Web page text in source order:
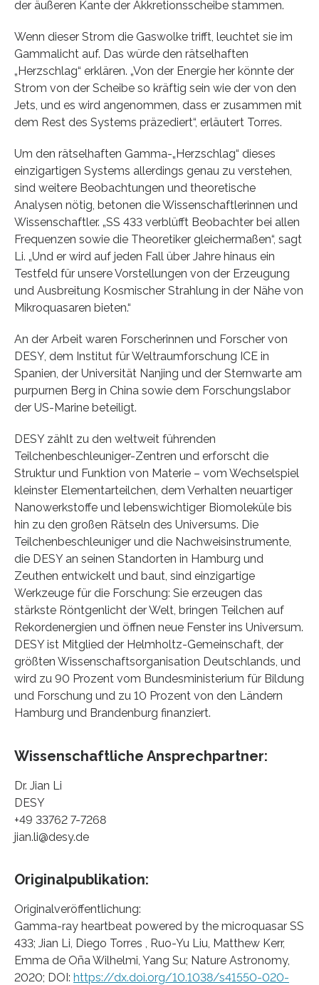
der äußeren Kante der Akkretionsscheibe stammen.
Wenn dieser Strom die Gaswolke trifft, leuchtet sie im
Gammalicht auf. Das würde den rätselhaften
„Herzschlag“ erklären. „Von der Energie her könnte der
Strom von der Scheibe so kräftig sein wie der von den
Jets, und es wird angenommen, dass er zusammen mit
dem Rest des Systems präzediert“, erläutert Torres.
Um den rätselhaften Gamma-„Herzschlag“ dieses
einzigartigen Systems allerdings genau zu verstehen,
sind weitere Beobachtungen und theoretische
Analysen nötig, betonen die Wissenschaftlerinnen und
Wissenschaftler. „SS 433 verblüfft Beobachter bei allen
Frequenzen sowie die Theoretiker gleichermaßen“, sagt
Li. „Und er wird auf jeden Fall über Jahre hinaus ein
Testfeld für unsere Vorstellungen von der Erzeugung
und Ausbreitung Kosmischer Strahlung in der Nähe von
Mikroquasaren bieten.“
An der Arbeit waren Forscherinnen und Forscher von
DESY, dem Institut für Weltraumforschung ICE in
Spanien, der Universität Nanjing und der Sternwarte am
purpurnen Berg in China sowie dem Forschungslabor
der US-Marine beteiligt.
DESY zählt zu den weltweit führenden
Teilchenbeschleuniger-Zentren und erforscht die
Struktur und Funktion von Materie – vom Wechselspiel
kleinster Elementarteilchen, dem Verhalten neuartiger
Nanowerkstoffe und lebenswichtiger Biomoleküle bis
hin zu den großen Rätseln des Universums. Die
Teilchenbeschleuniger und die Nachweisinstrumente,
die DESY an seinen Standorten in Hamburg und
Zeuthen entwickelt und baut, sind einzigartige
Werkzeuge für die Forschung: Sie erzeugen das
stärkste Röntgenlicht der Welt, bringen Teilchen auf
Rekordenergien und öffnen neue Fenster ins Universum.
DESY ist Mitglied der Helmholtz-Gemeinschaft, der
größten Wissenschaftsorganisation Deutschlands, und
wird zu 90 Prozent vom Bundesministerium für Bildung
und Forschung und zu 10 Prozent von den Ländern
Hamburg und Brandenburg finanziert.
Wissenschaftliche Ansprechpartner:
Dr. Jian Li
DESY
+49 33762 7-7268
jian.li@desy.de
Originalpublikation:
Originalveröffentlichung:
Gamma-ray heartbeat powered by the microquasar SS
433; Jian Li, Diego Torres , Ruo-Yu Liu, Matthew Kerr,
Emma de Oña Wilhelmi, Yang Su; Nature Astronomy,
2020; DOI: https://dx.doi.org/10.1038/s41550-020-